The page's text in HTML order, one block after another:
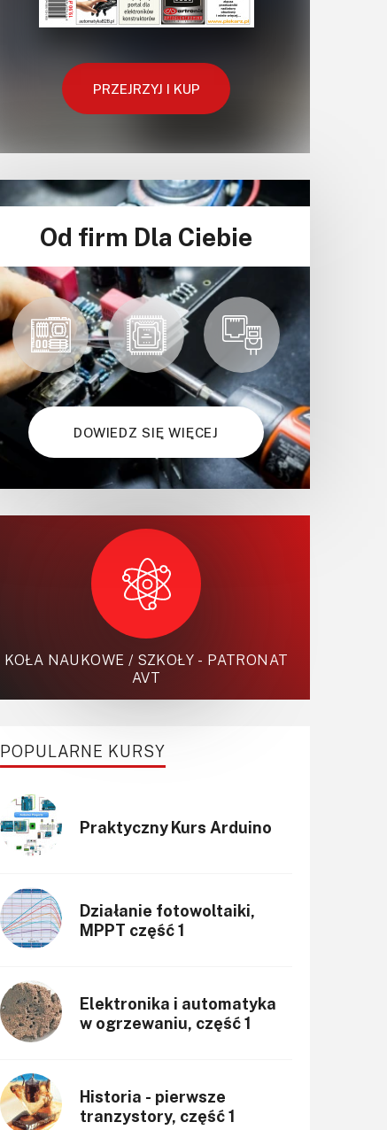
PRZEJRZYJ I KUP
Od firm Dla Ciebie
DOWIEDZ SIĘ WIĘCEJ
KOŁA NAUKOWE / SZKOŁY - PATRONAT
AVT
POPULARNE KURSY
Praktyczny Kurs Arduino
Działanie fotowoltaiki,
MPPT część 1
Elektronika i automatyka
w ogrzewaniu, część 1
Historia - pierwsze
tranzystory, część 1